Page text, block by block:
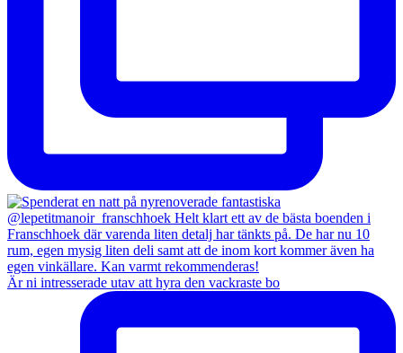
Är ni intresserade utav att hyra den vackraste bo